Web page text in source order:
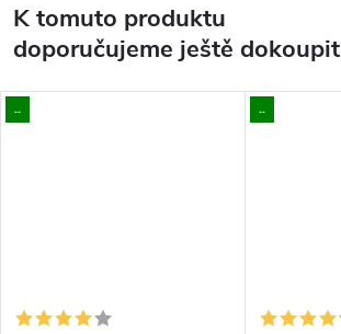
K tomuto produktu
doporučujeme ještě dokoupit
.. ..